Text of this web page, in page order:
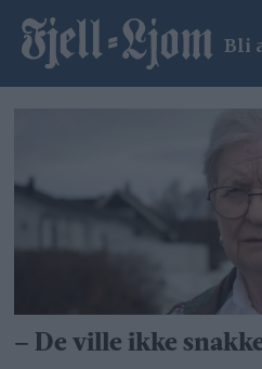
Bli
nord-
troms
– De ville ikke